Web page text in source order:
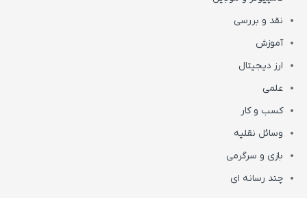
نقد و بررسی
آموزش
ارز دیجیتال
علمی
کسب و کار
وسائل نقلیه
بازی و سرگرمی
چند رسانه ای